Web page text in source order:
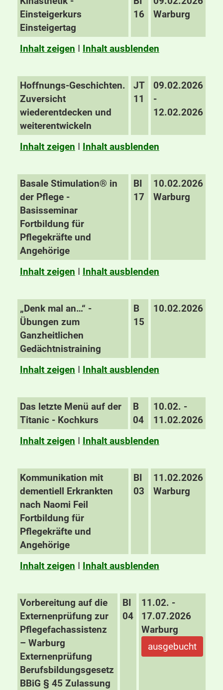
Einsteigerkurs
Einsteigertag
16
Warburg
Inhalt zeigen I Inhalt ausblenden
Hoffnungs-Geschichten.
Zuversicht
wiederentdecken und
weiterentwickeln
JT
11
09.02.2026
-
12.02.2026
Inhalt zeigen I Inhalt ausblenden
Basale Stimulation® in
der Pflege -
Basisseminar
Fortbildung für
Pflegekräfte und
Angehörige
BI
17
10.02.2026
Warburg
Inhalt zeigen I Inhalt ausblenden
„Denk mal an…“ -
Übungen zum
Ganzheitlichen
Gedächtnistraining
B
15
10.02.2026
Inhalt zeigen I Inhalt ausblenden
Das letzte Menü auf der
Titanic - Kochkurs
B
04
10.02. -
11.02.2026
Inhalt zeigen I Inhalt ausblenden
Kommunikation mit
dementiell Erkrankten
nach Naomi Feil
Fortbildung für
Pflegekräfte und
Angehörige
BI
03
11.02.2026
Warburg
Inhalt zeigen I Inhalt ausblenden
Vorbereitung auf die
Externenprüfung zur
Pflegefachassistenz
– Warburg
Externenprüfung
Berufsbildungsgesetz
BBiG § 45 Zulassung
BI
04
11.02. -
17.07.2026
Warburg
ausgebucht